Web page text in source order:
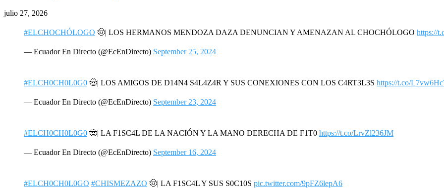
julio 27, 2026
#ELCHOCHÓLOGO 🤠| LOS HERMANOS MENDOZA DAZA DENUNCIAN Y AMENAZAN AL CHOCHÓLOGO https://
— Ecuador En Directo (@EcEnDirecto) September 25, 2024
#ELCH0CH0L0G0 🤠| LOS AMIGOS DE D14N4 S4L4Z4R Y SUS CONEXIONES CON LOS C4RT3L3S https://t.co/
— Ecuador En Directo (@EcEnDirecto) September 23, 2024
#ELCH0CH0L0G0 🤠| LA F1SC4L DE LA NACIÓN Y LA MANO DERECHA DE F1T0 https://t.co/LrvZl236JM
— Ecuador En Directo (@EcEnDirecto) September 16, 2024
#ELCH0CH0L0GO #CHISMEZAZO 🤠| LA F1SC4L Y SUS S0C10S pic.twitter.com/9pFZ6lepA6